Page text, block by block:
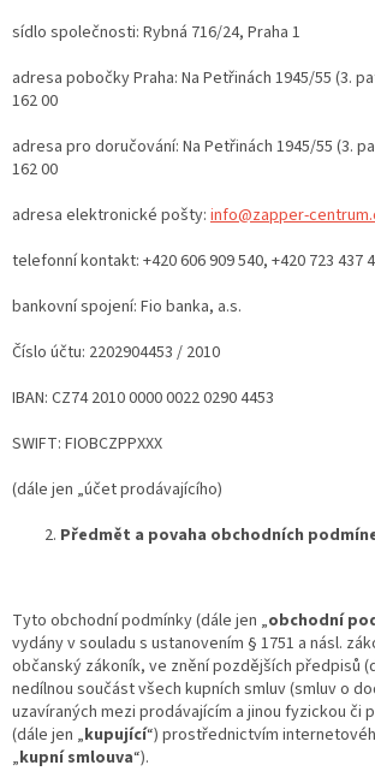
sídlo společnosti: Rybná 716/24, Praha 1
adresa pobočky Praha: Na Petřinách 1945/55 (3.
162 00
adresa pro doručování: Na Petřinách 1945/55 (3.
162 00
adresa elektronické pošty: info@zapper-
telefonní kontakt: +420 606 909 540, +420 723 437
bankovní spojení: Fio banka, a.s.
Číslo účtu: 2202904453 / 2010
IBAN: CZ74 2010 0000 0022 0290 4453
SWIFT: FIOBCZPPXXX
(dále jen „účet prodávajícího)
Předmět a povaha obchodních
Tyto obchodní podmínky (dále jen „obchodní
vydány v souladu s ustanovením § 1751 a násl.
občanský zákoník, ve znění pozdějších předpisů
nedílnou součást všech kupních smluv (smluv o
uzavíraných mezi prodávajícím a jinou fyzickou či
(dále jen „kupující“) prostřednictvím
„kupní smlouva“).